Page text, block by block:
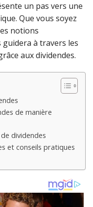
un pas vers une
Que vous soyez
notions
guidera à travers les
aux dividendes.
de manière
dividendes
et conseils pratiques